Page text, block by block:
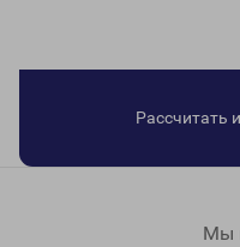
Рассчитать
Мы